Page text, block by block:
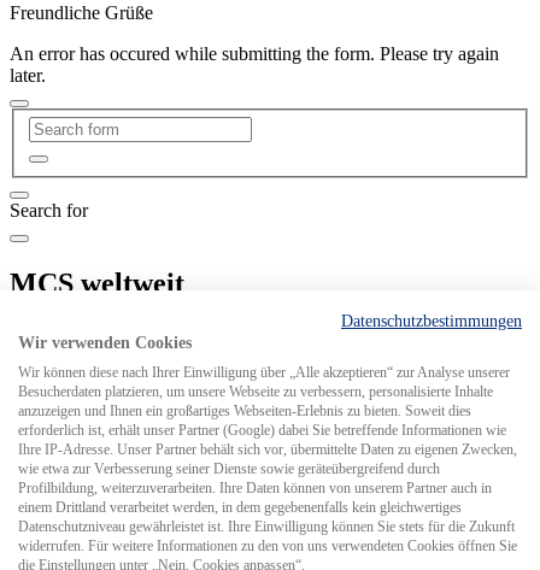
Freundliche Grüße
An error has occured while submitting the form. Please try again
later.
Search for
MCS weltweit
Datenschutzbestimmungen
Wir verwenden Cookies
Wir können diese nach Ihrer Einwilligung über „Alle akzeptieren“ zur Analyse unserer
Besucherdaten platzieren, um unsere Webseite zu verbessern, personalisierte Inhalte
anzuzeigen und Ihnen ein großartiges Webseiten-Erlebnis zu bieten. Soweit dies
erforderlich ist, erhält unser Partner (Google) dabei Sie betreffende Informationen wie
Ihre IP-Adresse. Unser Partner behält sich vor, übermittelte Daten zu eigenen Zwecken,
wie etwa zur Verbesserung seiner Dienste sowie geräteübergreifend durch
Profilbildung, weiterzuverarbeiten. Ihre Daten können von unserem Partner auch in
einem Drittland verarbeitet werden, in dem gegebenenfalls kein gleichwertiges
Datenschutzniveau gewährleistet ist. Ihre Einwilligung können Sie stets für die Zukunft
widerrufen. Für weitere Informationen zu den von uns verwendeten Cookies öffnen Sie
die Einstellungen unter „Nein, Cookies anpassen“.